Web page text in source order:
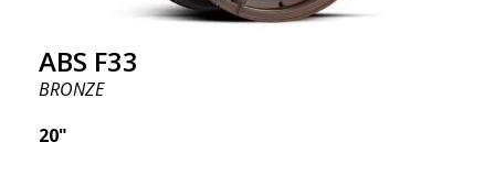
ABS F33
BRONZE
20"